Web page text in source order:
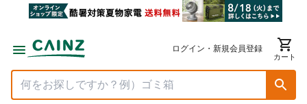
ログイン・新規会員登録
カート